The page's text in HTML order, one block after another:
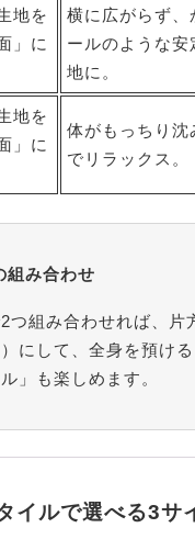
地を
」に
横に広がらず、
ールのような安
地に。
地を
」に
体がもっちり沈
でリラックス。
組み合わせ
つ組み合わせれば、片
にして、全身を預ける
」も楽しめます。
イルで選べる3サ